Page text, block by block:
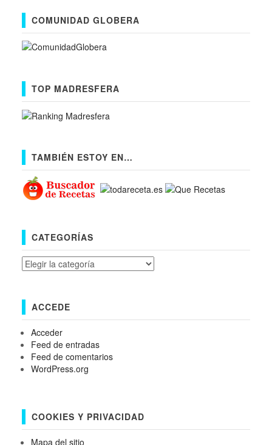
COMUNIDAD GLOBERA
TOP MADRESFERA
TAMBIÉN ESTOY EN…
CATEGORÍAS
Categorías
ACCEDE
Acceder
Feed de entradas
Feed de comentarios
WordPress.org
COOKIES Y PRIVACIDAD
Mapa del sitio